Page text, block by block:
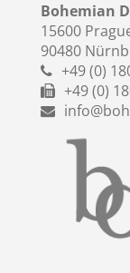
Bohemian
15600
90480
+49 (0)
+49 (0)